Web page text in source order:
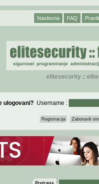
Naslovna FAQ
elitesecurity::
ulogovani?Username :
Registracija Zaboravili
Pretraga :